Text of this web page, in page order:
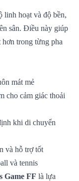
linh hoạt và độ bền,
sân. Điều này giúp
trong từng pha
mát mẻ
cho cảm giác thoải
khi di chuyển
và hỗ trợ tốt
và tennis
Game FF là lựa